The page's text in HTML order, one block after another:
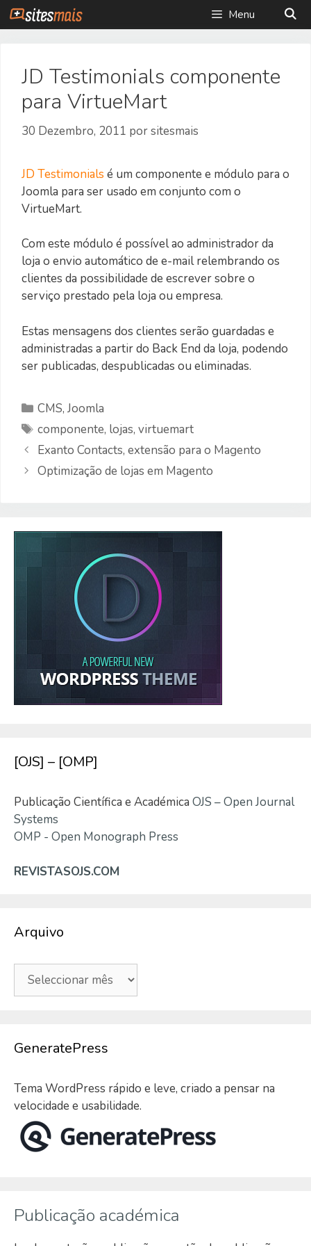
Saltar
para
Menu
JD Testimonials componente
para VirtueMart
30 Dezembro, 2011 porsitesmais
JD Testimonials é um componente e módulo para o
Joomla para ser usado em conjunto com o
VirtueMart.
Com este módulo é possível ao administrador da
loja o envio automático de e-mail relembrando os
clientes da possibilidade de escrever sobre o
serviço prestado pela loja ou empresa.
Estas mensagens dos clientes serão guardadas e
administradas a partir do Back End da loja, podendo
ser publicadas, despublicadas ou eliminadas.
Categorias
CMS,Joomla
Etiquetas
componente, lojas,virtuemart
Exanto Contacts, extensão para o Magento
Optimização de lojas em Magento
[OJS] – [OMP]
Publicação Científica e Académica OJS – Open Journal
Systems
OMP - Open Monograph Press
REVISTASOJS.COM
Arquivo
Arquivo
GeneratePress
Tema WordPress rápido e leve, criado a pensar na
velocidade e usabilidade.
Publicação académica